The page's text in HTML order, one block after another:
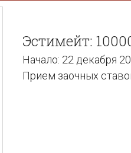
Эстимейт:
Начало: 22 декабря
Прием заочных